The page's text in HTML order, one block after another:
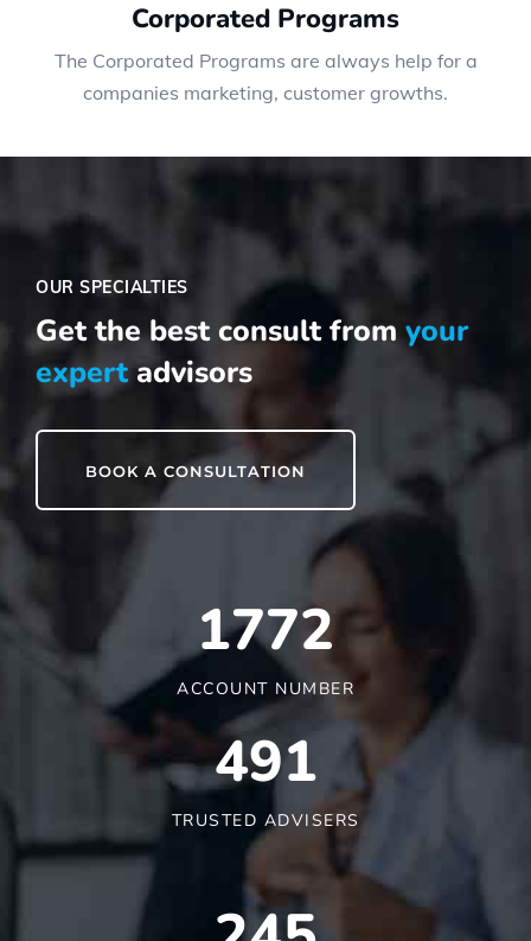
Corporated Programs
The Corporated Programs are always help for a
companies marketing, customer growths.
OUR SPECIALTIES
Get the best consultfrom your
expertadvisors
BOOK A CONSULTATION
1790
ACCOUNT NUMBER
491
TRUSTED ADVISERS